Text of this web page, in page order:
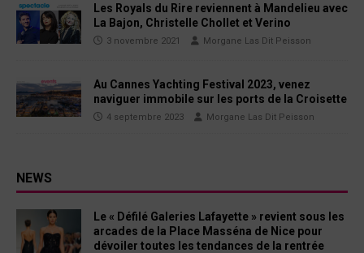
Les Royals du Rire reviennent à Mandelieu avec
La Bajon, Christelle Chollet et Verino
3 novembre 2021 Morgane Las Dit Peisson
Au Cannes Yachting Festival 2023, venez
naviguer immobile sur les ports de la Croisette
4 septembre 2023 Morgane Las Dit Peisson
NEWS
Le « Défilé Galeries Lafayette » revient sous les
arcades de la Place Masséna de Nice pour
dévoiler toutes les tendances de la rentrée